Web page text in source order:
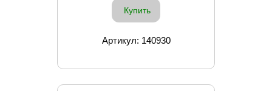
Купить
Артикул: 140930